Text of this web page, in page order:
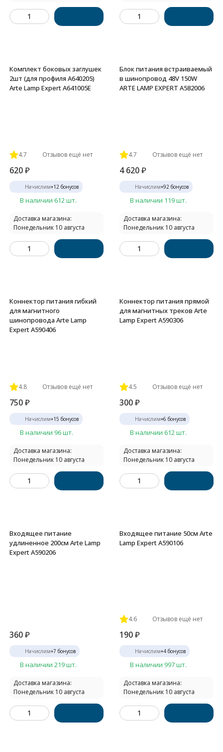
Комплект боковых заглушек
2шт (для профиля A640205)
Arte Lamp Expert A641005E
4.7 Отзывов ещё нет
620₽
Начислим+12 бонусов
В наличии 612 шт.
Доставка магазина:
Понедельник 10 августа
Блок питания встраиваемый
в шинопровод 48V 150W
ARTE LAMP EXPERT A582006
4.7 Отзывов ещё нет
4 620₽
Начислим+92 бонусов
В наличии 119 шт.
Доставка магазина:
Понедельник 10 августа
Коннектор питания гибкий
для магнитного
шинопровода Arte Lamp
Expert A590406
4.8 Отзывов ещё нет
750₽
Начислим+15 бонусов
В наличии 96 шт.
Доставка магазина:
Понедельник 10 августа
Коннектор питания прямой
для магнитных треков Arte
Lamp Expert A590306
4.5 Отзывов ещё нет
300₽
Начислим+6 бонусов
В наличии 612 шт.
Доставка магазина:
Понедельник 10 августа
Входящее питание
удлиненное 200см Arte Lamp
Expert A590206
360₽
Начислим+7 бонусов
В наличии 219 шт.
Доставка магазина:
Понедельник 10 августа
Входящее питание 50см Arte
Lamp Expert A590106
4.6 Отзывов ещё нет
190₽
Начислим+4 бонусов
В наличии 997 шт.
Доставка магазина:
Понедельник 10 августа